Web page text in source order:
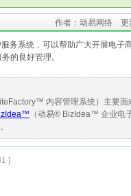
作者：动易网络 更
务系统，可以帮助广大开展电子
的良好管理。
内容管理系统）主要
（动易® BizIdea™ 企业电
]